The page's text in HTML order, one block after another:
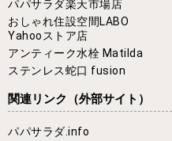
パパサラダ楽天市場店
おしゃれ住設空間LABO
Yahooストア店
アンティーク水栓 Matilda
ステンレス蛇口 fusion
関連リンク （外部サイト）
パパサラダ.info